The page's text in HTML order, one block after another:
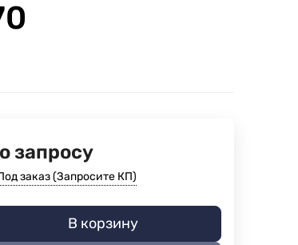
запросу
заказ (Запросите КП)
В корзину